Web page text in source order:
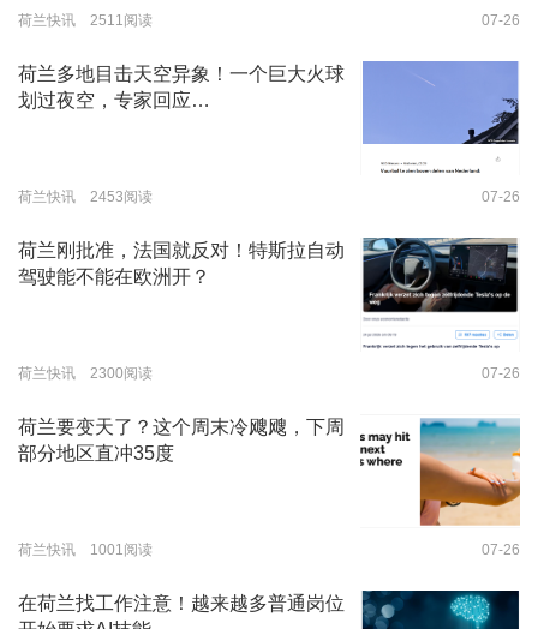
荷兰快讯 2511阅读 07-26
荷兰多地目击天空异象！一个巨大火球
划过夜空，专家回应…
荷兰快讯 2453阅读 07-26
荷兰刚批准，法国就反对！特斯拉自动
驾驶能不能在欧洲开？
荷兰快讯 2300阅读 07-26
荷兰要变天了？这个周末冷飕飕，下周
部分地区直冲35度
荷兰快讯 1001阅读 07-26
在荷兰找工作注意！越来越多普通岗位